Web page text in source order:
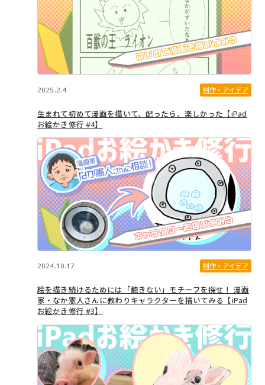
2025.2.4 制作・アイデア
生まれて初めて漫画を描いて、配ったら、楽しかった【iPad
お絵かき修行 #4】
2024.10.17 制作・アイデア
絵を描き続けるためには「飽きない」モチーフを探せ！ 漫画
家・なか憲人さんに教わりキャラクターを描いてみる【iPad
お絵かき修行 #3】